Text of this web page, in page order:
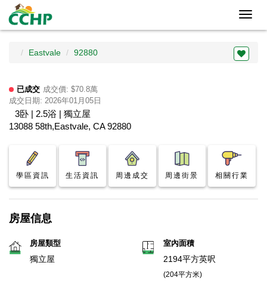
Eastvale 92880
已成交 成交價: $70.8萬
成交日期: 2026年01月05日
3卧 | 2.5浴 | 獨立屋
13088 58th,Eastvale, CA 92880
學區資訊 生活資訊 周邊成交 周邊街景 相關行業
房屋信息
房屋類型
獨立屋
室內面積
2194平方英呎
(204平方米)